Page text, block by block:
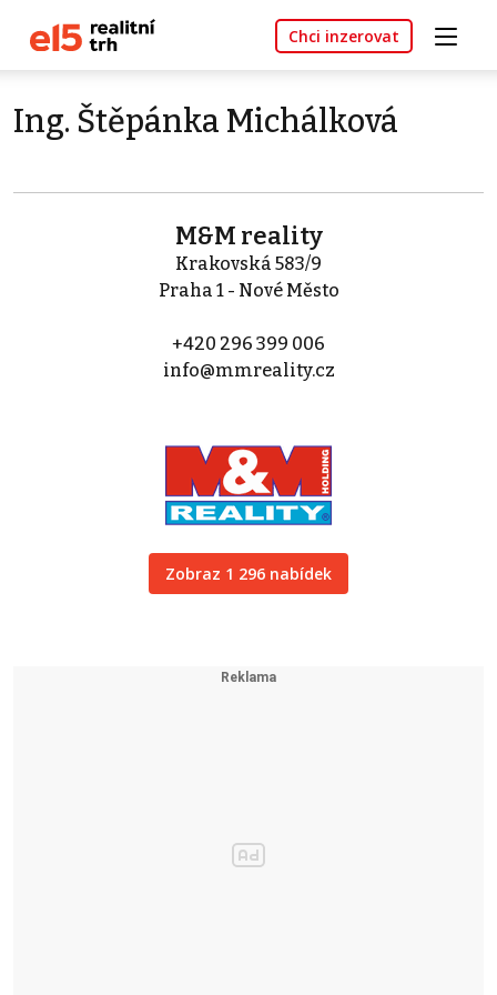
Chci inzerovat
Ing. Štěpánka Michálková
M&M reality
Krakovská 583/9
Praha 1 - Nové Město
+420 296 399 006
info@mmreality.cz
Zobraz 1 296 nabídek